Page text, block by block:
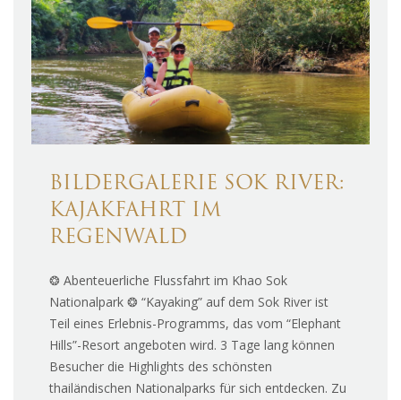
BILDERGALERIE SOK RIVER:
KAJAKFAHRT IM
REGENWALD
❂ Abenteuerliche Flussfahrt im Khao Sok
Nationalpark ❂ “Kayaking” auf dem Sok River ist
Teil eines Erlebnis-Programms, das vom “Elephant
Hills”-Resort angeboten wird. 3 Tage lang können
Besucher die Highlights des schönsten
thailändischen Nationalparks für sich entdecken. Zu